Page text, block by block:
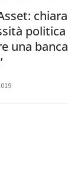
chiara
politica
una banca